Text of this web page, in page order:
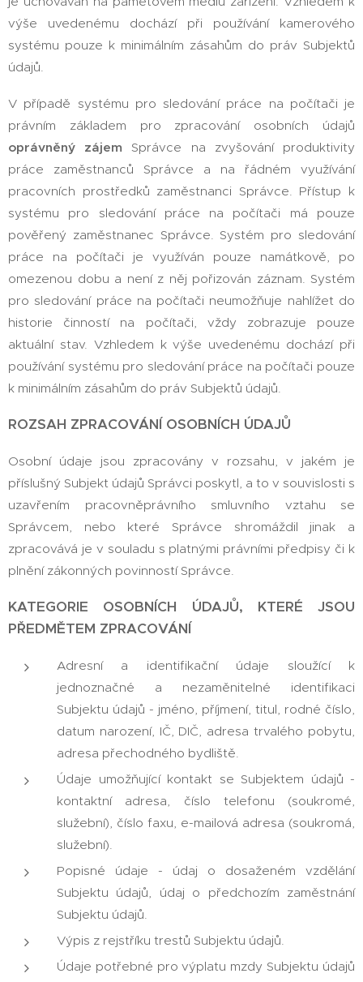
výše uvedenému dochází při používání kamerového
systému pouze k minimálním zásahům do práv Subjektů
údajů.
V případě systému pro sledování práce na počítači je
právním základem pro zpracování osobních údajů
oprávněný zájem Správce na zvyšování produktivity
práce zaměstnanců Správce a na řádném využívání
pracovních prostředků zaměstnanci Správce. Přístup k
systému pro sledování práce na počítači má pouze
pověřený zaměstnanec Správce. Systém pro sledování
práce na počítači je využíván pouze namátkově, po
omezenou dobu a není z něj pořizován záznam. Systém
pro sledování práce na počítači neumožňuje nahlížet do
historie činností na počítači, vždy zobrazuje pouze
aktuální stav. Vzhledem k výše uvedenému dochází při
používání systému pro sledování práce na počítači pouze
k minimálním zásahům do práv Subjektů údajů.
ROZSAH ZPRACOVÁNÍ OSOBNÍCH ÚDAJŮ
Osobní údaje jsou zpracovány v rozsahu, v jakém je
příslušný Subjekt údajů Správci poskytl, a to v souvislosti s
uzavřením pracovněprávního smluvního vztahu se
Správcem, nebo které Správce shromáždil jinak a
zpracovává je v souladu s platnými právními předpisy či k
plnění zákonných povinností Správce.
KATEGORIE OSOBNÍCH ÚDAJŮ, KTERÉ JSOU
PŘEDMĚTEM ZPRACOVÁNÍ
Adresní a identifikační údaje sloužící k
jednoznačné a nezaměnitelné identifikaci
Subjektu údajů - jméno, příjmení, titul, rodné číslo,
datum narození, IČ, DIČ, adresa trvalého pobytu,
adresa přechodného bydliště.
Údaje umožňující kontakt se Subjektem údajů -
kontaktní adresa, číslo telefonu (soukromé,
služební), číslo faxu, e-mailová adresa (soukromá,
služební).
Popisné údaje - údaj o dosaženém vzdělání
Subjektu údajů, údaj o předchozím zaměstnání
Subjektu údajů.
Výpis z rejstříku trestů Subjektu údajů.
Údaje potřebné pro výplatu mzdy Subjektu údajů